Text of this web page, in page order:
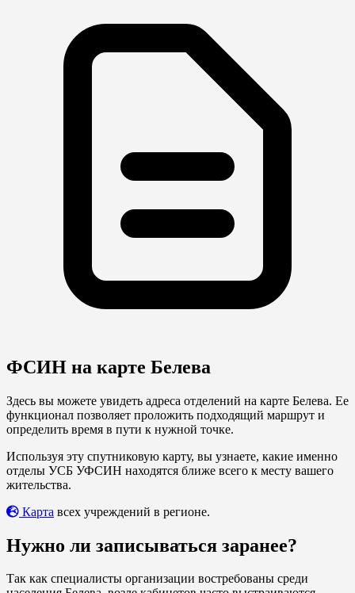
ФСИН на карте Белева
Здесь вы можете увидеть адреса отделений на карте Белева. Ее
функционал позволяет проложить подходящий маршрут и
определить время в пути к нужной точке.
Используя эту спутниковую карту, вы узнаете, какие именно
отделы УСБ УФСИН находятся ближе всего к месту вашего
жительства.
Карта всех учреждений в регионе.
Нужно ли записываться заранее?
Так как специалисты организации востребованы среди